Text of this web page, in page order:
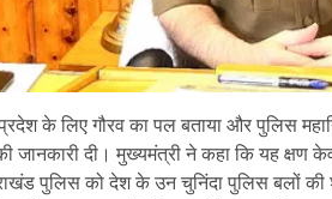
के लिए गौरव का पल बताया और पुलिस
दी। मुख्यमंत्री ने कहा कि यह क्षण
पुलिस को देश के उन चुनिंदा पुलिस बलों